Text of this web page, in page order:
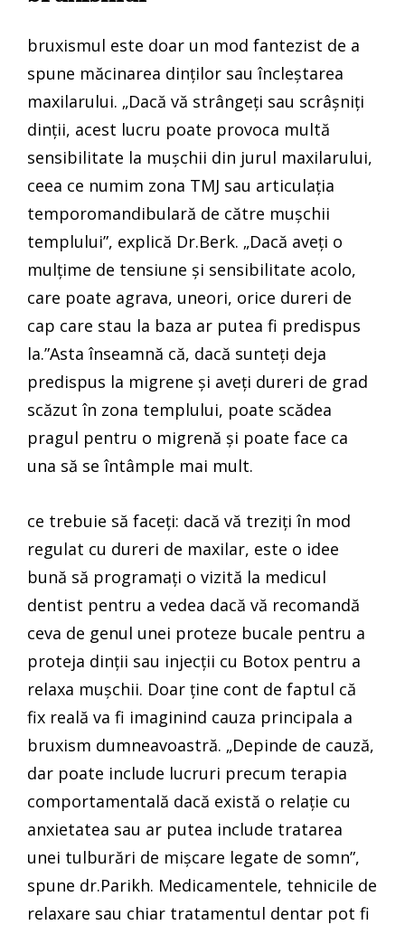
bruxismul este doar un mod fantezist de a
spune măcinarea dinților sau încleștarea
maxilarului. „Dacă vă strângeți sau scrâșniți
dinții, acest lucru poate provoca multă
sensibilitate la mușchii din jurul maxilarului,
ceea ce numim zona TMJ sau articulația
temporomandibulară de către mușchii
templului”, explică Dr.Berk. „Dacă aveți o
mulțime de tensiune și sensibilitate acolo,
care poate agrava, uneori, orice dureri de
cap care stau la baza ar putea fi predispus
la.”Asta înseamnă că, dacă sunteți deja
predispus la migrene și aveți dureri de grad
scăzut în zona templului, poate scădea
pragul pentru o migrenă și poate face ca
una să se întâmple mai mult.
ce trebuie să faceți: dacă vă treziți în mod
regulat cu dureri de maxilar, este o idee
bună să programați o vizită la medicul
dentist pentru a vedea dacă vă recomandă
ceva de genul unei proteze bucale pentru a
proteja dinții sau injecții cu Botox pentru a
relaxa mușchii. Doar ține cont de faptul că
fix reală va fi imaginind cauza principala a
bruxism dumneavoastră. „Depinde de cauză,
dar poate include lucruri precum terapia
comportamentală dacă există o relație cu
anxietatea sau ar putea include tratarea
unei tulburări de mișcare legate de somn”,
spune dr.Parikh. Medicamentele, tehnicile de
relaxare sau chiar tratamentul dentar pot fi